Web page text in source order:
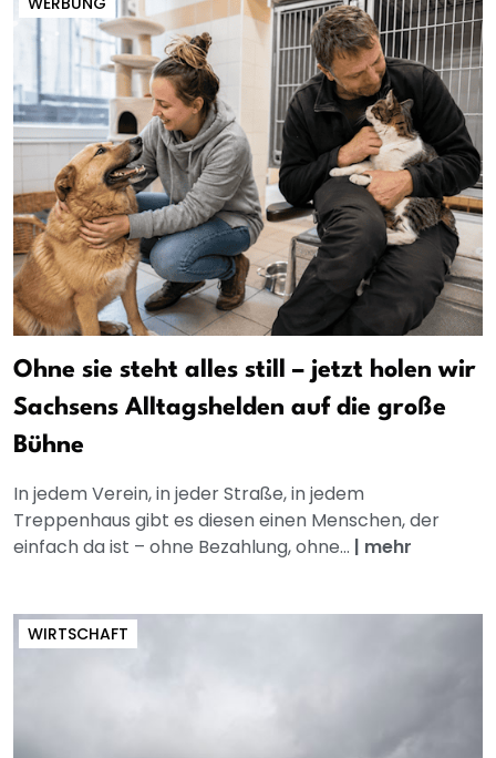
Ohne sie steht alles still – jetzt holen wir
Sachsens Alltagshelden auf die große
Bühne
In jedem Verein, in jeder Straße, in jedem
Treppenhaus gibt es diesen einen Menschen, der
einfach da ist – ohne Bezahlung, ohne... | mehr
WIRTSCHAFT